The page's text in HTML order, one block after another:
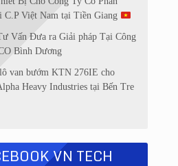
C.P Việt Nam tại Tiền Giang
Vấn Đưa ra Giải pháp Tại Công
Bình Dương
van bướm KTN 276IE cho
Heavy Industries tại Bến Tre
VN TECH